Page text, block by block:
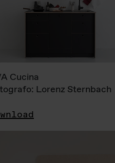
Cucina
Lorenz Sternbach